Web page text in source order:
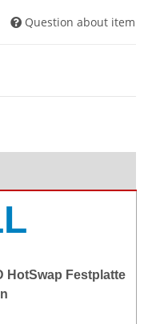
Question about item
HotSwap Festplatte